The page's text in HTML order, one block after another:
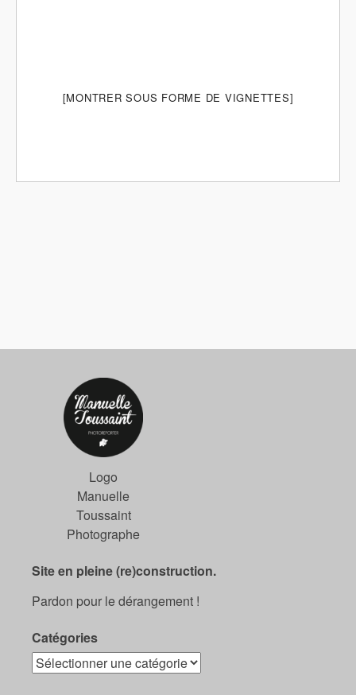
[MONTRER SOUS FORME DE VIGNETTES]
Logo
Manuelle
Toussaint
Photographe
Site en pleine (re)construction.
Pardon pour le dérangement !
Catégories